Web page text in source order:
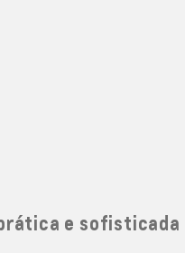
e sofisticada